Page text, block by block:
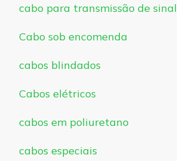
cabo para transmissão de sinal
Cabo sob encomenda
cabos blindados
Cabos elétricos
cabos em poliuretano
cabos especiais